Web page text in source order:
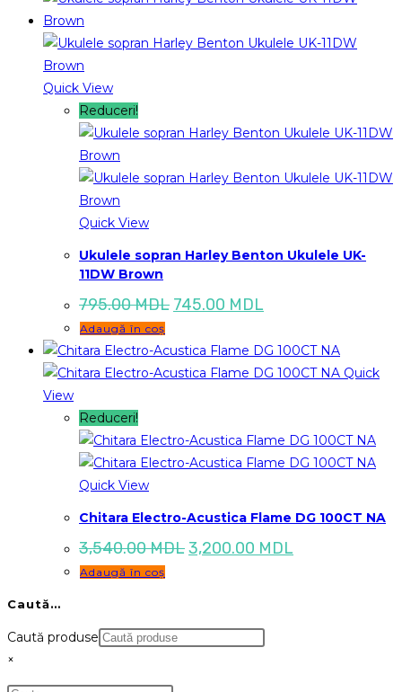
Quick View
Reduceri!
Quick View
Ukulele sopran Harley Benton Ukulele UK-
11DW Brown
795.00MDL Prețul
inițial
fost:
795.00 MDL.
745.00 MDL
curent
745.00 MDL.
Adaugă în coș
Quick
View
Reduceri!
Quick View
Chitara Electro-Acustica Flame DG 100CT NA
3,540.00MDLPrețul
inițial
3,200.00 MDL
curent
Adaugă în coș
Caută…
Caută produse
×